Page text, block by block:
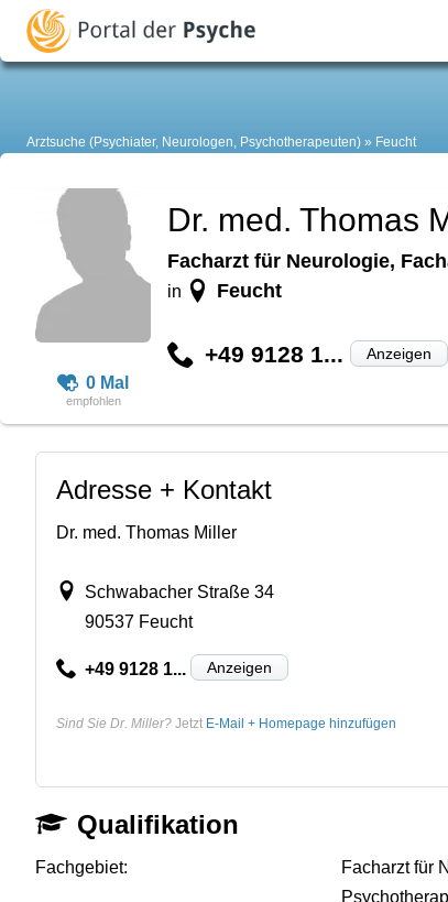
Arztsuche (Psychiater, Neurologen, Psychotherapeuten) Feucht
0 Mal
Dr. med. Thomas
Facharzt für Neurologie,
in Feucht
+49 9128 1... Anzeigen
Adresse + Kontakt
Dr. med. Thomas Miller
Schwabacher Straße 34
90537 Feucht
+49 9128 1... Anzeigen
Sind Sie Dr. Miller? Jetzt E-Mail + Homepage hinzufügen
Qualifikation
Fachgebiet:
Facharzt für